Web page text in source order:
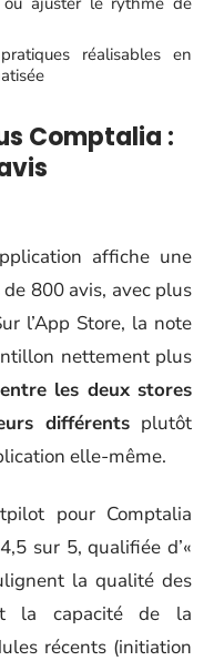
réalisables en
Comptalia :
affiche une
800 avis, avec plus
l’App Store, la note
nettement plus
les deux stores
différents plutôt
elle-même.
pour Comptalia
sur 5, qualifiée d’«
la qualité des
la capacité de la
récents (initiation